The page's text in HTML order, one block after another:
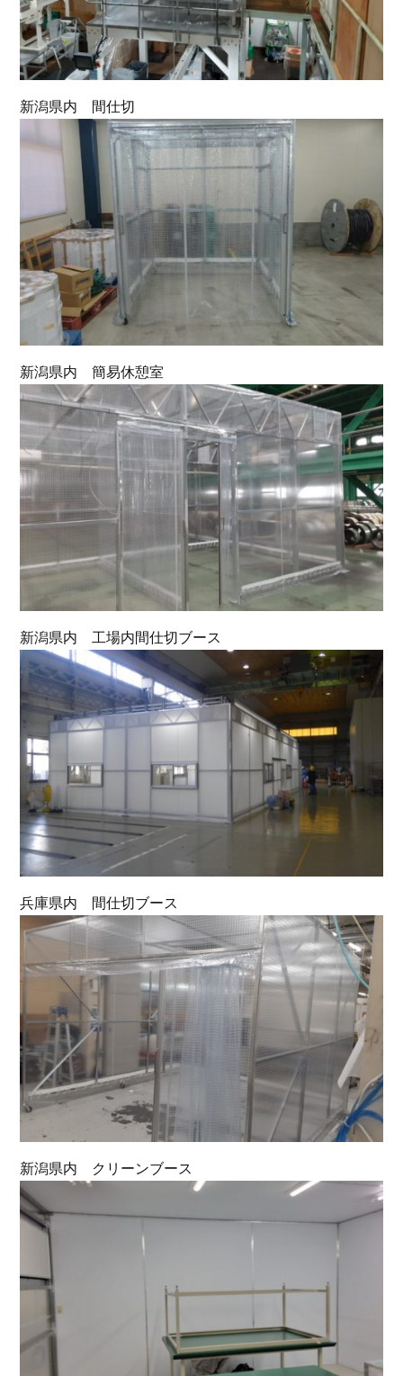
新潟県内 間仕切
新潟県内 簡易休憩室
新潟県内 工場内間仕切ブース
兵庫県内 間仕切ブース
新潟県内 クリーンブース